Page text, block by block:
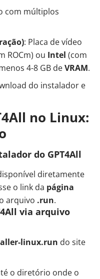
com múltiplos
: Placa de vídeo
ROCm) ou Intel (com
4-8 GB deVRAM.
do instalador e
no Linux:
do GPT4All
diretamente
o link da página
arquivo .run.
via arquivo
linux.run do site
o diretório onde o